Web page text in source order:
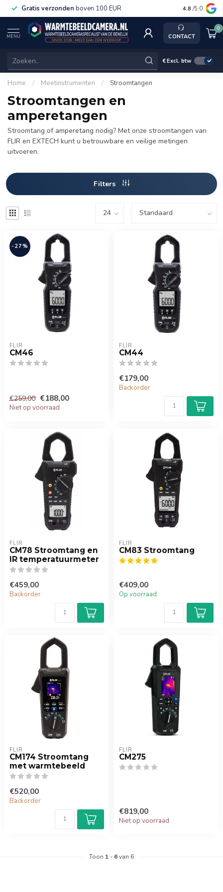
Gratis verzonden boven 100 EUR Service,
4.8 /5.0
MENU CONTACT
0
€Excl. btw
Home / Meetinstrumenten / Stroomtangen
Stroomtangen en
amperetangen
Stroomtang of amperetang nodig? Met onze stroomtangen van
FLIR en EXTECH kunt u betrouwbare en veilige metingen
uitvoeren.
Filters
-27%
FLIR
CM46
€259,00 €188,00
Niet op voorraad
FLIR
CM44
€179,00
Backorder
FLIR
CM78 Stroomtang en
IR temperatuurmeter
€459,00
Backorder
FLIR
CM83 Stroomtang
€409,00
Op voorraad
FLIR
CM174 Stroomtang
met warmtebeeld
€520,00
Backorder
FLIR
CM275
€819,00
Niet op voorraad
Toon 1 - 6van 6